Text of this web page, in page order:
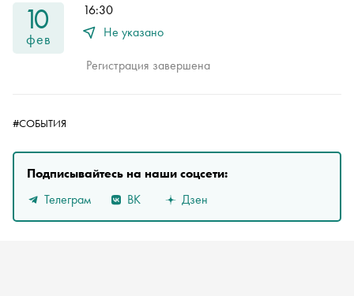
10
фев
16:30
Не указано
Регистрация завершена
#СОБЫТИЯ
Подписывайтесь на наши соцсети:
Телеграм
ВК Дзен